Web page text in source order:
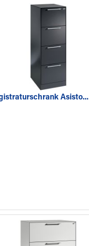
Asisto...